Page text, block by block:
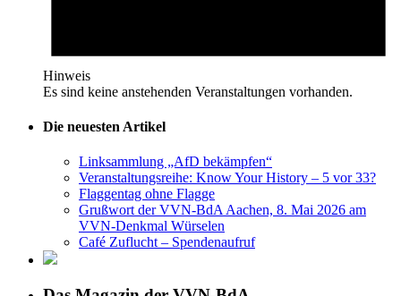
Hinweis
Es sind keine anstehenden Veranstaltungen vorhanden.
Die neuesten Artikel
Linksammlung „AfD bekämpfen“
Veranstaltungsreihe: Know Your History – 5 vor 33?
Flaggentag ohne Flagge
Grußwort der VVN-BdA Aachen, 8. Mai 2026 am
VVN-Denkmal Würselen
Café Zuflucht – Spendenaufruf